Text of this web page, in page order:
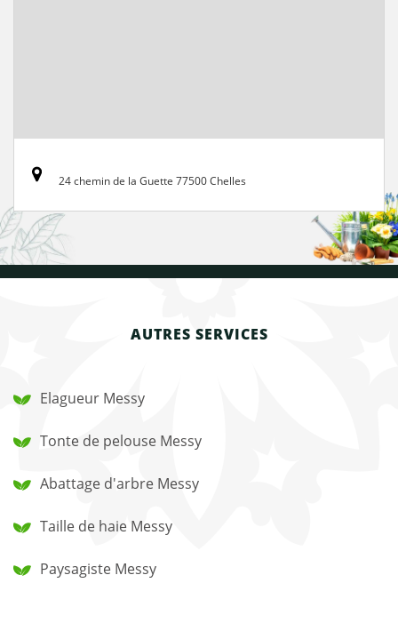
24 chemin de la Guette 77500 Chelles
AUTRES SERVICES
Elagueur Messy
Tonte de pelouse Messy
Abattage d'arbre Messy
Taille de haie Messy
Paysagiste Messy